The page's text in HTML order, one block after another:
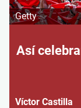
Getty
Así
Víctor Castilla